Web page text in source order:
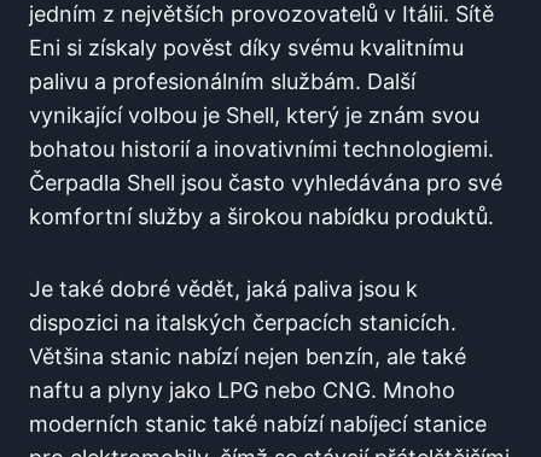
jedním z‍ největších provozovatelů v Itálii. Sítě
Eni si ⁤získaly pověst díky svému‍ kvalitnímu
palivu a‌ profesionálním službám.‌ Další
vynikající volbou je Shell, který je znám svou
bohatou historií a inovativními ⁤technologiemi.
Čerpadla Shell jsou často vyhledávána pro své
komfortní​ služby a ⁣širokou ⁤nabídku produktů.
Je také dobré vědět,⁣ jaká paliva jsou k
dispozici na​ italských čerpacích stanicích.
Většina stanic nabízí nejen benzín, ale ‌také‌
naftu a plyny⁣ jako LPG nebo CNG. Mnoho
moderních stanic také nabízí nabíjecí stanice